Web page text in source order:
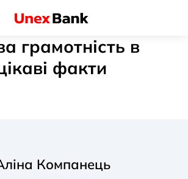
грамотність в
факти
Компанець